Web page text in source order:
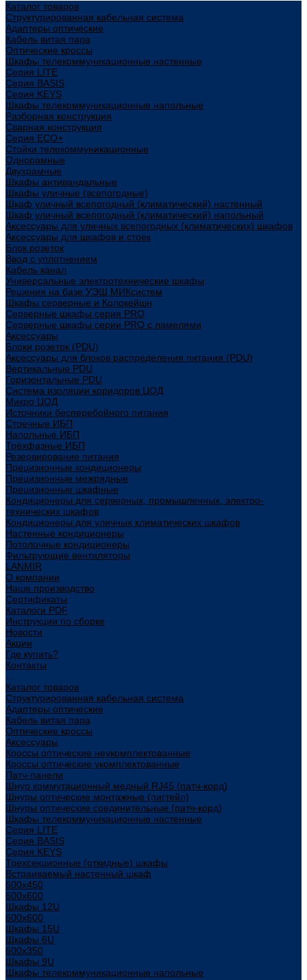
Каталог товаров
Структурированная кабельная система
Адаптеры оптические
Кабель витая пара
Оптические кроссы
Шкафы телекоммуникационные настенные
Cерия LITE
Cерия BASIS
Cерия KEYS
Шкафы телекоммуникационные напольные
Разборная конструкция
Сварная конструкция
Серия ECO+
Стойки телекоммуникационные
Однорамные
Двухрамные
Шкафы антивандальные
Шкафы уличные (всепогодные)
Шкаф уличный всепогодный (климатический) настенный
Шкаф уличный всепогодный (климатический) напольный
Аксессуары для уличных всепогодных (климатических) шкафов
Аксессуары для шкафов и стоек
Блок розеток
Ввод с уплотнением
Кабель канал
Универсальные электротехнические шкафы
Решения на базе УЭШ МИКсистем
Шкафы серверные и Колокейшн
Серверные шкафы серия PRO
Серверные шкафы серии PRO с ламелями
Аксессуары
Блоки розеток (PDU)
Аксессуары для блоков распределения питания (PDU)
Вертикальные PDU
Горизонтальные PDU
Система изоляции коридоров ЦОД
Микро ЦОД
Источники бесперебойного питания
Стоечные ИБП
Напольные ИБП
Трёхфазные ИБП
Резервирование питания
Прецизионные кондиционеры
Прецизионные межрядные
Прецизионные шкафные
Кондиционеры для серверных, промышленных, электро-
технических шкафов
Кондиционеры для уличных климатических шкафов
Настенные кондиционеры
Потолочные кондиционеры
Фильтрующие вентиляторы
LANMIR
О компании
Наше производство
Сертификаты
Каталоги PDF
Инструкции по сборке
Новости
Акции
Где купить?
Контакты
Каталог товаров
Структурированная кабельная система
Адаптеры оптические
Кабель витая пара
Оптические кроссы
Аксессуары
Кроссы оптические неукомплектованные
Кроссы оптические укомплектованные
Патч-панели
Шнур коммутационный медный RJ45 (патч-корд)
Шнуры оптические монтажные (пигтейл)
Шнуры оптические соединительные (патч-корд)
Шкафы телекоммуникационные настенные
Cерия LITE
Cерия BASIS
Cерия KEYS
Трехсекционные (откидные) шкафы
Встраиваемый настенный шкаф
600x450
600x600
Шкафы 12U
600x600
Шкафы 15U
Шкафы 6U
600x350
Шкафы 9U
Шкафы телекоммуникационные напольные